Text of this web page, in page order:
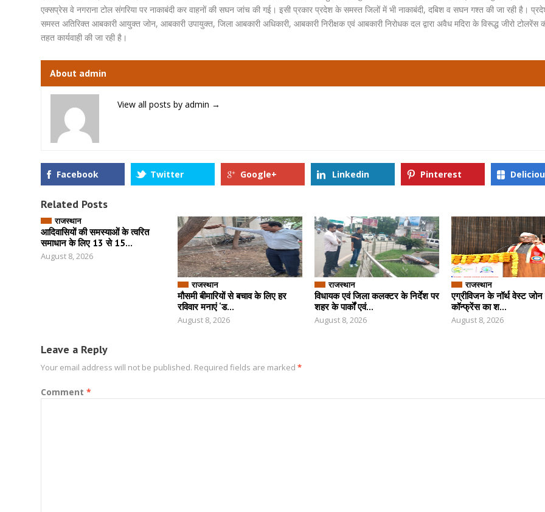
एक्सप्रेस वे नगराना टोल संगरिया पर नाकाबंदी कर वाहनों की सघन जांच की गई। इसी प्रकार प्रदेश के समस्त जिलों में भी नाकाबंदी, दबिश व सघन गश्त की जा रही है।
समस्त अतिरिक्त आबकारी आयुक्त जोन, आबकारी उपायुक्त, जिला आबकारी अधिकारी, आबकारी निरीक्षक एवं आबकारी निरोधक दल द्वारा अवैध मदिरा के विरूद्ध जीरो टोलरेंस
तहत कार्यवाही की जा रही है।
About admin
View all posts by admin →
Facebook Twitter Google+ Linkedin Pinterest
Related Posts
राजस्थान
आदिवासियों की समस्याओं के त्वरित
समाधान के लिए 13 से 15...
August 8, 2026
राजस्थान
मौसमी बीमारियों से बचाव के लिए हर
रविवार मनाएं ‘ड...
August 8, 2026
राजस्थान
विधायक एवं जिला कलक्टर के निर्देश पर
शहर के पार्कों एवं...
August 8, 2026
राजस्थान
एग्रीविजन के नॉर्थ वेस्ट जोन
कॉन्फ्रेंस का श...
August 8, 2026
Leave a Reply
Your email address will not be published. Required fields are marked *
Comment *